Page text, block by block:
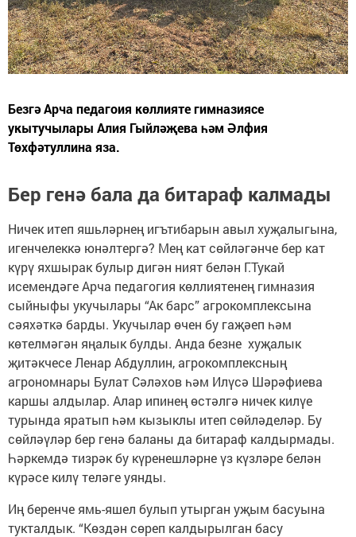
Безгә Арча педагоия көллияте гимназиясе
укытучылары Алия Гыйләҗева һәм Әлфия
Төхфәтуллина яза.
Бер генә бала да битараф калмады
Ничек итеп яшьләрнең игътибарын авыл хуҗалыгына,
игенчелеккә юнәлтергә? Мең кат сөйләгәнче бер кат
күрү яхшырак булыр дигән ният белән Г.Тукай
исемендәге Арча педагогия көллиятенең гимназия
сыйныфы укучылары “Ак барс” агрокомплексына
сәяхәткә барды. Укучылар өчен бу гаҗәеп һәм
көтелмәгән яңалык булды. Анда безне хуҗалык
җитәкчесе Ленар Абдуллин, агрокомплексның
агрономнары Булат Сәләхов һәм Илүсә Шәрәфиева
каршы алдылар. Алар ипинең өстәлгә ничек килүе
турында яратып һәм кызыклы итеп сөйләделәр. Бу
сөйләүләр бер генә баланы да битараф калдырмады.
Һәркемдә тизрәк бу күренешләрне үз күзләре белән
күрәсе килү теләге уянды.
Иң беренче ямь-яшел булып утырган уҗым басуына
тукталдык. “Көздән сөреп калдырылган басу